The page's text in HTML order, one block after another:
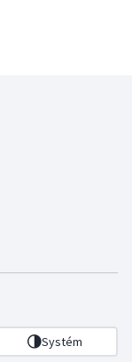
Systém